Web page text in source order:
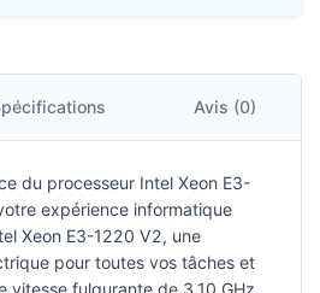
Avis (0)
du processeur Intel Xeon E3-
expérience informatique
Xeon E3-1220 V2, une
pour toutes vos tâches et